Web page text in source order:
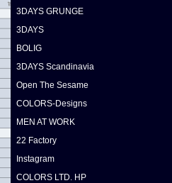
3DAYS GRUNGE
3DAYS
BOLIG
3DAYS Scandinavia
Open The Sesame
COLORS-Designs
MEN AT WORK
22 Factory
Instagram
COLORS LTD. HP